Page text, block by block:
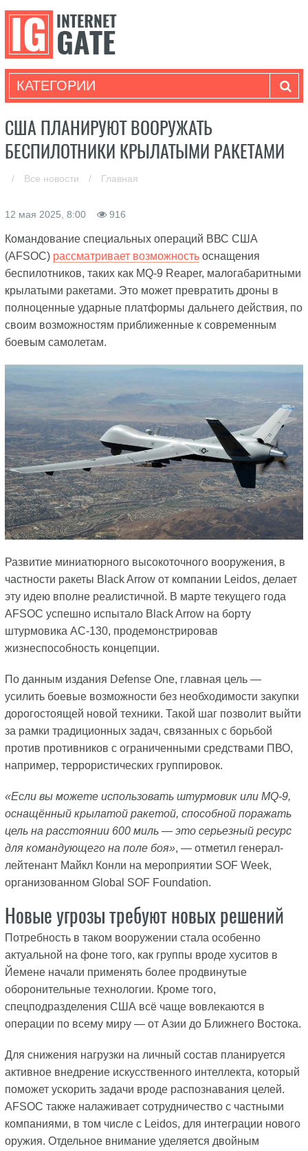
КАТЕГОРИИ
США ПЛАНИРУЮТ ВООРУЖАТЬ
БЕСПИЛОТНИКИ КРЫЛАТЫМИ РАКЕТАМИ
/ Все новости / Главная
12 мая 2025, 8:00 916
Командование специальных операций ВВС США
(AFSOC) рассматривает возможностьоснащения
беспилотников, таких как MQ-9 Reaper, малогабаритными
крылатыми ракетами. Это может превратить дроны в
полноценные ударные платформы дальнего действия, по
своим возможностям приближенные к современным
боевым самолетам.
Развитие миниатюрного высокоточного вооружения, в
частности ракеты Black Arrow от компании Leidos, делает
эту идею вполне реалистичной. В марте текущего года
AFSOC успешно испытало Black Arrow на борту
штурмовика AC-130, продемонстрировав
жизнеспособность концепции.
По данным издания Defense One, главная цель —
усилить боевые возможности без необходимости закупки
дорогостоящей новой техники. Такой шаг позволит выйти
за рамки традиционных задач, связанных с борьбой
против противников с ограниченными средствами ПВО,
например, террористических группировок.
«Если вы можете использовать штурмовик или MQ-9,
оснащённый крылатой ракетой, способной поражать
цель на расстоянии 600 миль — это серьезный ресурс
для командующего на поле боя», — отметил генерал-
лейтенант Майкл Конли на мероприятии SOF Week,
организованном Global SOF Foundation.
Новые угрозы требуют новых решений
Потребность в таком вооружении стала особенно
актуальной на фоне того, как группы вроде хуситов в
Йемене начали применять более продвинутые
оборонительные технологии. Кроме того,
спецподразделения США всё чаще вовлекаются в
операции по всему миру — от Азии до Ближнего Востока.
Для снижения нагрузки на личный состав планируется
активное внедрение искусственного интеллекта, который
поможет ускорить задачи вроде распознавания целей.
AFSOC также налаживает сотрудничество с частными
компаниями, в том числе с Leidos, для интеграции нового
оружия. Отдельное внимание уделяется двойным